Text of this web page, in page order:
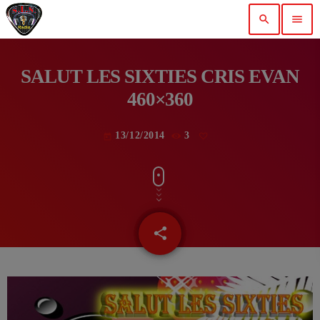
search menu
SALUT LES SIXTIES CRIS EVAN
460×360
13/12/2014 3
share
email